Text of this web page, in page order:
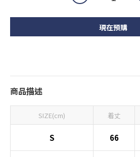
現在預購
商品描述
SIZE(cm) 着丈
S 66